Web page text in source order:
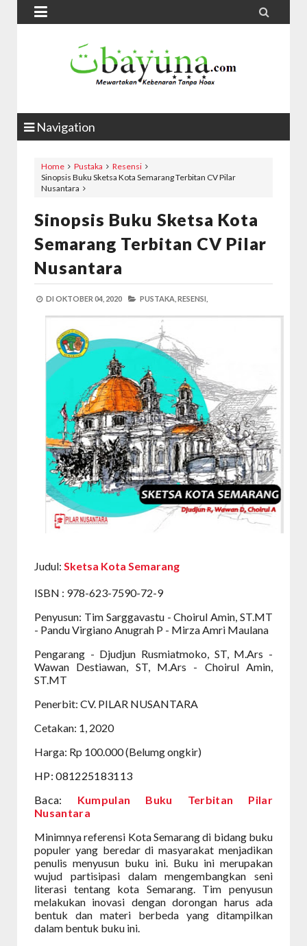
 
Navigation
Home Pustaka
Resensi
Sinopsis Buku Sketsa Kota Semarang Terbitan CV Pilar
Nusantara
Sinopsis Buku Sketsa Kota
Semarang Terbitan CV Pilar
Nusantara
DI OKTOBER 04, 2020 PUSTAKA, RESENSI,
Judul: Sketsa Kota Semarang
ISBN : 978-623-7590-72-9
Penyusun: Tim Sarggavastu - Choirul Amin, ST.MT
- Pandu Virgiano Anugrah P - Mirza Amri Maulana
Pengarang - Djudjun Rusmiatmoko, ST, M.Ars -
Wawan Destiawan, ST, M.Ars - Choirul Amin,
ST.MT
Penerbit: CV. PILAR NUSANTARA
Cetakan: 1, 2020
Harga: Rp 100.000 (Belumg ongkir)
HP: 081225183113
Baca: Kumpulan Buku Terbitan Pilar
Nusantara
Minimnya referensi Kota Semarang di bidang buku
populer yang beredar di masyarakat menjadikan
penulis menyusun buku ini. Buku ini merupakan
wujud partisipasi dalam mengembangkan seni
literasi tentang kota Semarang. Tim penyusun
melakukan inovasi dengan dorongan harus ada
bentuk dan materi berbeda yang ditampilkan
dalam bentuk buku ini.